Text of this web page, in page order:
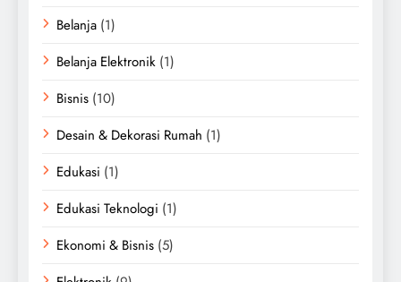
Belanja (1)
Belanja Elektronik (1)
Bisnis (10)
Desain & Dekorasi Rumah (1)
Edukasi (1)
Edukasi Teknologi (1)
Ekonomi & Bisnis (5)